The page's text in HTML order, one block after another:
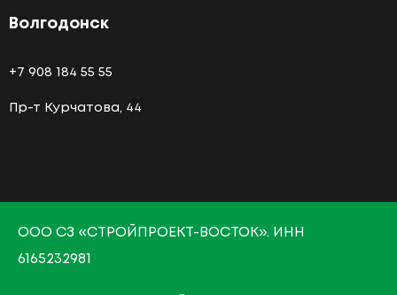
Волгодонск
+7 908 184 55 55
Пр-т Курчатова, 44
ООО СЗ «СТРОЙПРОЕКТ-ВОСТОК». ИНН
6165232981